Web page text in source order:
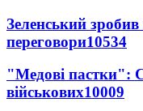
Зеленський
переговори10534
"Медові пастки":
військових10009